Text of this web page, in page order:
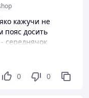
кажучи не
пояс досить
середнячок
0 0